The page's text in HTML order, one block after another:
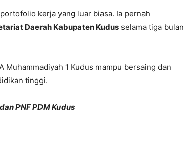
kerja yang luar biasa. Ia pernah
Daerah Kabupaten Kudus selama tiga bulan
1 Kudus mampu bersaing dan
tinggi.
PNF PDM Kudus